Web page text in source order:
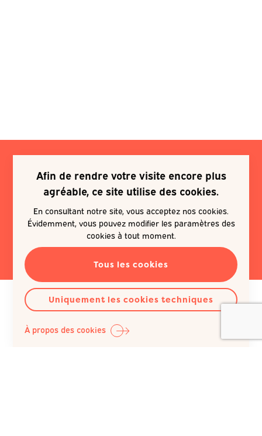
Je souhaite m'inscrire à une
newsletter
EN SAVOIR PLUS
Afin de rendre votre visite encore plus
agréable, ce site utilise des cookies.
En consultant notre site, vous acceptez nos cookies.
Évidemment, vous pouvez modifier les paramètres des
cookies à tout moment.
Tous les cookies
Uniquement les cookies techniques
À propos des cookies